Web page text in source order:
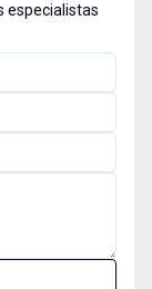
especialistas